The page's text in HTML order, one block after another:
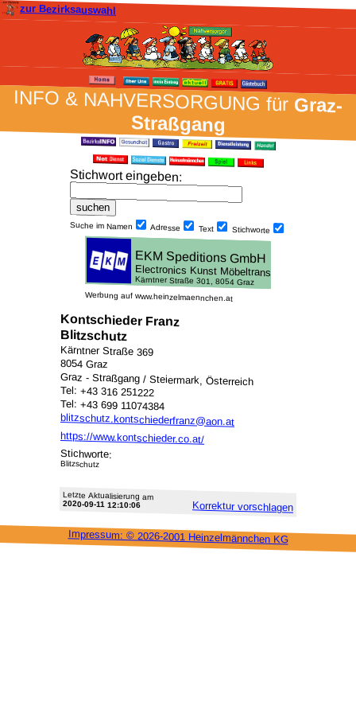
zur Bezirksauswahl
INFO & NAH­VER­SORG­UNG fürGraz-
Straßgang
Stich­wort ein­geben:
Suche im Namen Adresse Text Stich­worte
Werbung auf www.heinzelmaennchen.at
Kontschieder Franz
Blitzschutz
Kärntner Straße 369
8054 Graz
Graz - Straßgang / Steiermark, Österreich
Tel: +43 316 251222
Tel: +43 699 11074384
blitzschutz.kontschiederfranz@aon.at
https://www.kontschieder.co.at/
Stichworte:
Blitzschutz
Letzte Aktu­alisie­rung am
2020-09-11 12:10:06 Korrektur vor­schlagen
Impressum: © 2026-2001 Heinzel­männchen KG